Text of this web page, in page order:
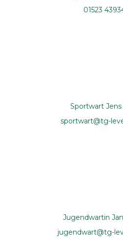
01523
Sportwart
sportwart@tg-
Jugendwartin
jugendwart@tg-